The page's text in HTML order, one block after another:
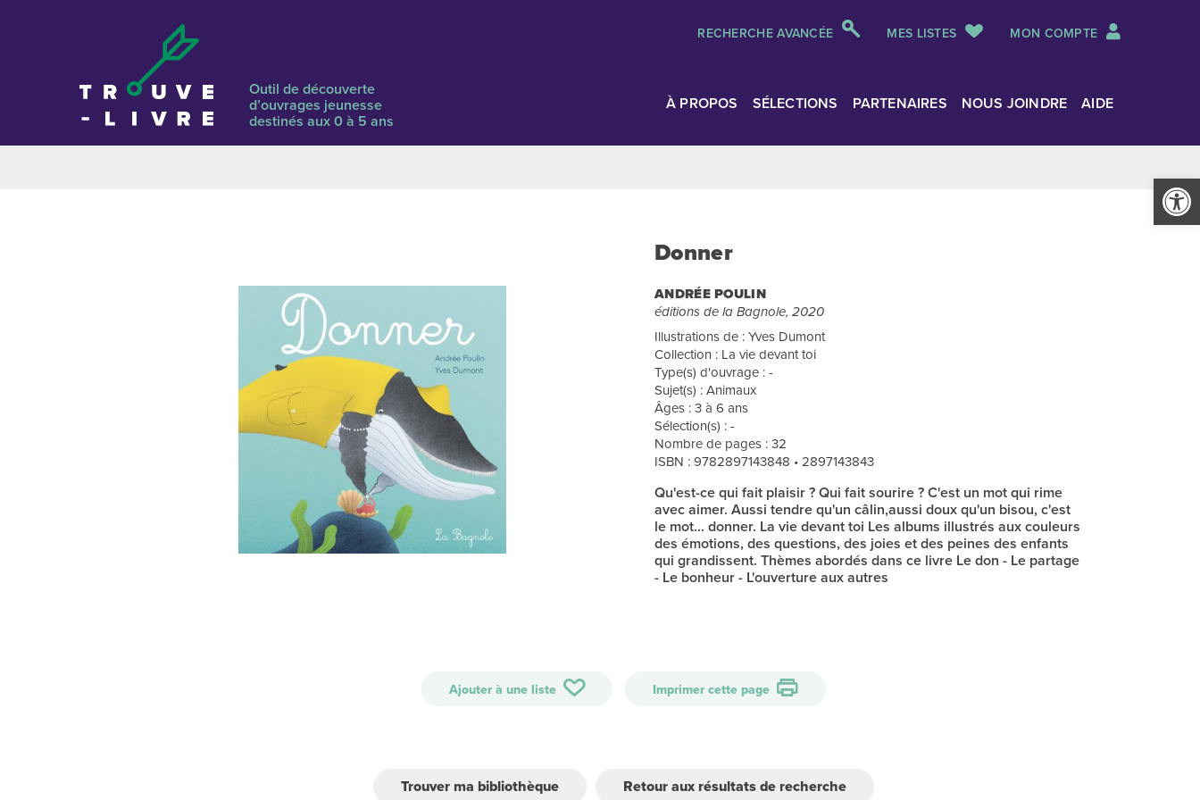
Ouvrir
RECHERCHE AVANCÉE MES LISTES MON COMPTE
Outil de découverte
d’ouvrages jeunesse
destinés aux 0 à 5 ans
À PROPOS SÉLECTIONS PARTENAIRES NOUS JOINDRE AIDE
Donner
ANDRÉE POULIN
éditions de la Bagnole, 2020
Illustrations de : Yves Dumont
Collection : La vie devant toi
Type(s) d'ouvrage : -
Sujet(s) : Animaux
Âges : 3 à 6 ans
Sélection(s) : -
Nombre de pages : 32
ISBN : 9782897143848 • 2897143843
Qu'est-ce qui fait plaisir ? Qui fait sourire ? C'est un mot qui rime
avec aimer. Aussi tendre qu'un câlin,aussi doux qu'un bisou, c'est
le mot... donner. La vie devant toi Les albums illustrés aux couleurs
des émotions, des questions, des joies et des peines des enfants
qui grandissent. Thèmes abordés dans ce livre Le don - Le partage
- Le bonheur - L'ouverture aux autres
Ajouter à une liste Imprimer cette page
Trouver ma bibliothèque Retour aux résultats de recherche